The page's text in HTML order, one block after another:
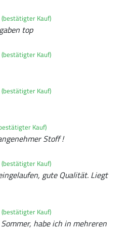
(bestätigter Kauf)
top
(bestätigter Kauf)
(bestätigter Kauf)
Kauf)
Stoff !
(bestätigter Kauf)
gute Qualität. Liegt
(bestätigter Kauf)
habe ich in mehreren